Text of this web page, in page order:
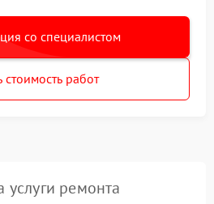
со специалистом
стоимость работ
ремонта